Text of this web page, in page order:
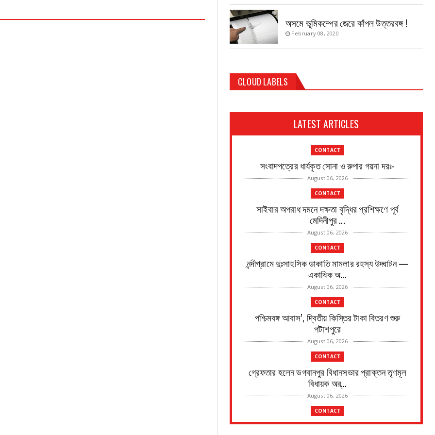
অসমে ভূমিকম্পের জেরে কাঁপল উত্তরবঙ্গ !
February 08, 2020
CLOUD LABELS
LATEST ARTICLES
CONTACT
সংবাদপত্রের ধার্যকৃত সোনা ও রুপার গয়না দরঃ-
August 06, 2026
CONTACT
সাইবার অপরাধ দমনে দক্ষতা বৃদ্ধির প্রশিক্ষণে পূর্ব
মেদিনীপুর ...
August 06, 2026
CONTACT
নন্দীগ্রামে দুঃসাহসিক ডাকাতি মামলার রহস্য উদ্ঘাটন —
একাধিক অ...
August 06, 2026
CONTACT
পশ্চিমবঙ্গ আবাস’, দ্বিতীয় কিস্তির টাকা বিতরণ শুরু
পটাশপুরে
August 06, 2026
CONTACT
গ্রেফতার হলেন ভগবানপুর বিধানসভার প্রাক্তন তৃণমূল
বিধায়ক অর্...
August 06, 2026
CONTACT
আবাস যোজনা দ্বিতীয় পর্যায়ে টাকা ১০০ জনের হাতে চেক